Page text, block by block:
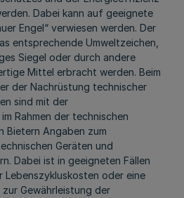
Dabei kann auf geeignete
Engel“ verwiesen werden. Der
entsprechende Umweltzeichen,
Siegel oder durch andere
Mittel erbracht werden. Beim
der Nachrüstung technischer
sind mit der
Rahmen der technischen
Bietern Angaben zum
Geräten und
Dabei ist in geeigneten Fällen
Lebenszykluskosten oder eine
Gewährleistung der